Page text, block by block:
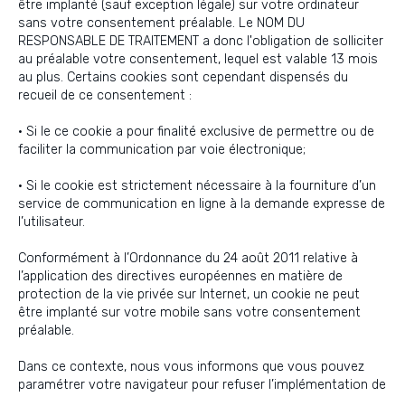
être implanté (sauf exception légale) sur votre ordinateur
sans votre consentement préalable. Le NOM DU
RESPONSABLE DE TRAITEMENT a donc l'obligation de solliciter
au préalable votre consentement, lequel est valable 13 mois
au plus. Certains cookies sont cependant dispensés du
recueil de ce consentement :
• Si le ce cookie a pour finalité exclusive de permettre ou de
faciliter la communication par voie électronique;
• Si le cookie est strictement nécessaire à la fourniture d’un
service de communication en ligne à la demande expresse de
l’utilisateur.
Conformément à l’Ordonnance du 24 août 2011 relative à
l’application des directives européennes en matière de
protection de la vie privée sur Internet, un cookie ne peut
être implanté sur votre mobile sans votre consentement
préalable.
Dans ce contexte, nous vous informons que vous pouvez
paramétrer votre navigateur pour refuser l’implémentation de